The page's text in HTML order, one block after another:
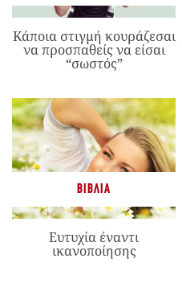
Κάποια στιγμή κουράζεσαι
να προσπαθείς να είσαι
“σωστός”
ΒΙΒΛΊΑ
Ευτυχία έναντι
ικανοποίησης